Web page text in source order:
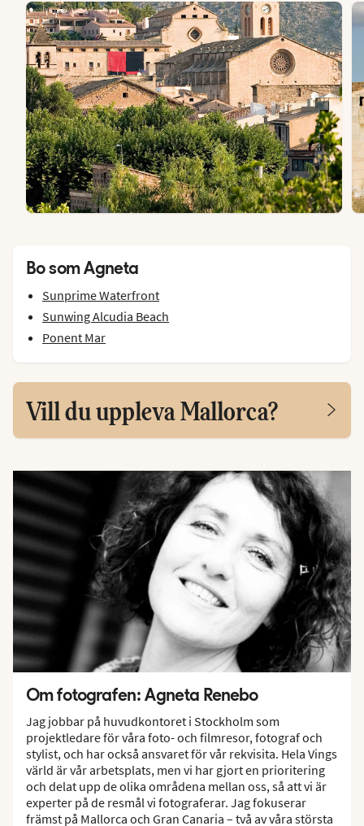
Bo som Agneta
Sunprime Waterfront
Sunwing Alcudia Beach
Ponent Mar
Vill du uppleva Mallorca?
Om fotografen: Agneta Renebo
Jag jobbar på huvudkontoret i Stockholm som
projektledare för våra foto- och filmresor, fotograf och
stylist, och har också ansvaret för vår rekvisita. Hela Vings
värld är vår arbetsplats, men vi har gjort en prioritering
och delat upp de olika områdena mellan oss, så att vi är
experter på de resmål vi fotograferar. Jag fokuserar
främst på Mallorca och Gran Canaria – två av våra största